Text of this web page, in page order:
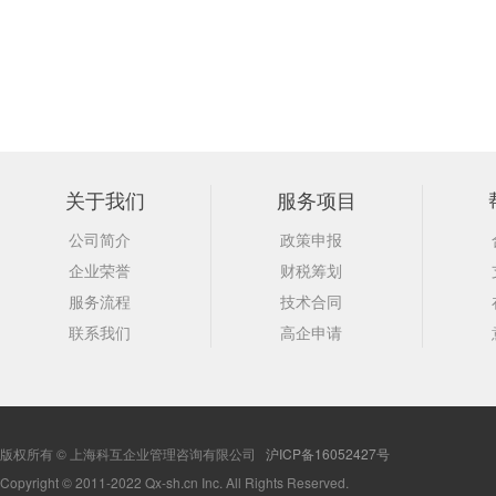
关于我们
公司简介
企业荣誉
服务流程
联系我们
服务项目
政策申报
财税筹划
技术合同
高企申请
版权所有 © 上海科互企业管理咨询有限公司 沪ICP备16052427号
Copyright © 2011-2022 Qx-sh.cn Inc. All Rights Reserved.